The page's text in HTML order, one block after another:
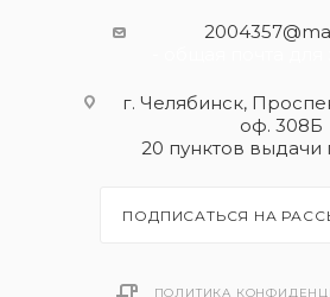
г. Челябинск,
оф. 308Б
20 пунктов выдачи
ПОДПИСАТЬСЯ НА
ПОЛИТИКА